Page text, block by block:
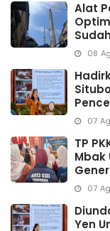
Alat
08
07
TP
Mbak
07
Yen